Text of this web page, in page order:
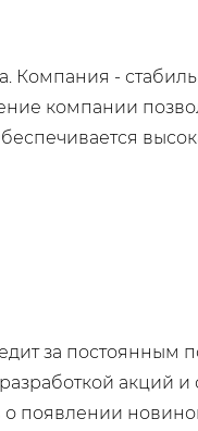
Компания -
компании
за постоянным
акций и
появлении